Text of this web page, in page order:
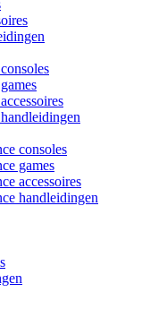
consoles
games
accessoires
handleidingen